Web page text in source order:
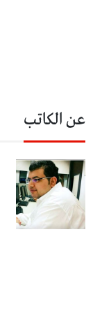
عن الكاتب